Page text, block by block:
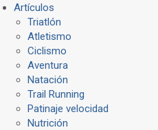
Artículos
Triatlón
Atletismo
Ciclismo
Aventura
Natación
Trail Running
Patinaje velocidad
Nutrición